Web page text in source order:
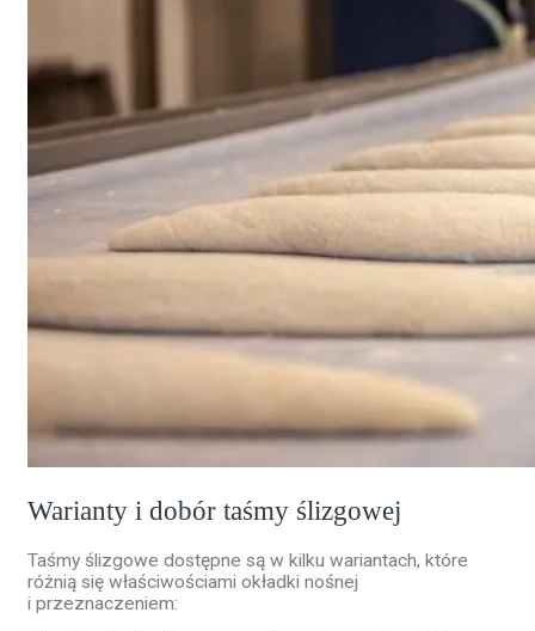
Warianty i dobór taśmy ślizgowej
Taśmy ślizgowe dostępne są w kilku wariantach, które
różnią się właściwościami okładki nośnej
i przeznaczeniem: